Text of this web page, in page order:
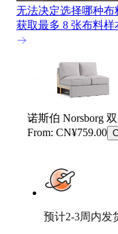
无法决定选择哪种布
获取最多 8 张布料样
诺斯伯 Norsborg
From: CN¥759.00
预计2-3周内发